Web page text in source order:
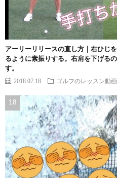
アーリーリリースの直し方｜右ひじ
るように素振りする。右肩を下げる
す。
2018.07.18 ゴルフのレッスン動画